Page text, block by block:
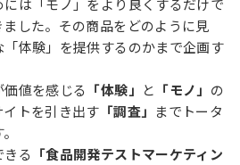
は「モノ」をより良くするだけで
した。その商品をどのように見
体験」を提供するのかまで企画す
値を感じる 「体験」 と 「モノ」 の
トを引き出す 「調査」 までトータ
る 「食品開発テストマーケティン